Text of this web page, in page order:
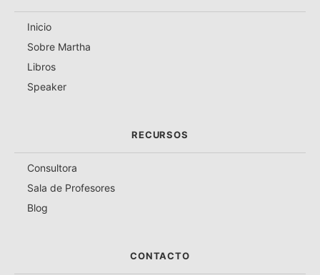
Inicio
Sobre Martha
Libros
Speaker
RECURSOS
Consultora
Sala de Profesores
Blog
CONTACTO